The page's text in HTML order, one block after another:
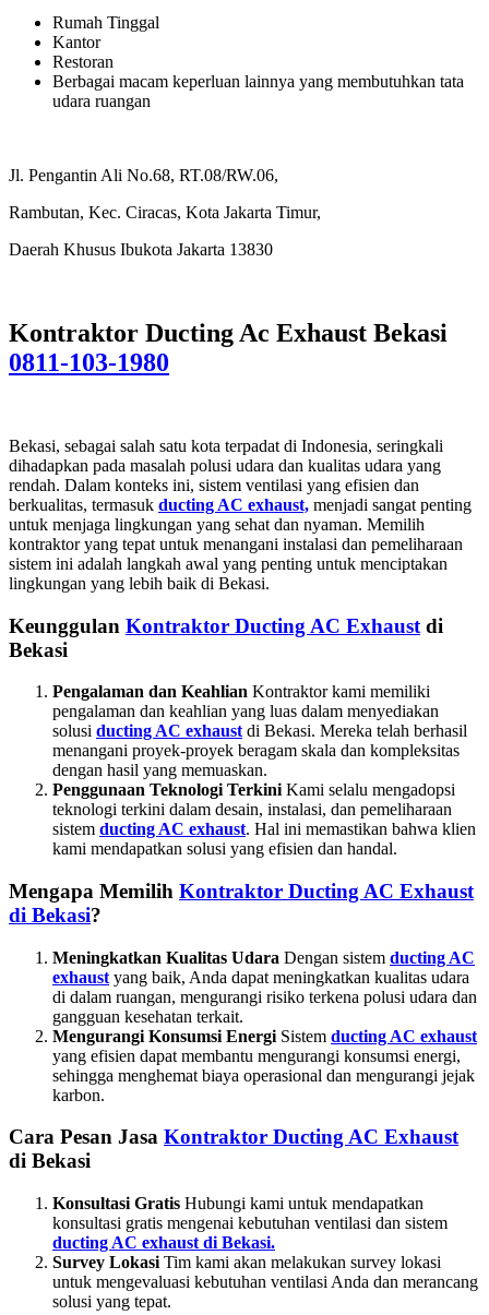
Rumah Tinggal
Kantor
Restoran
Berbagai macam keperluan lainnya yang membutuhkan tata
udara ruangan
Jl. Pengantin Ali No.68, RT.08/RW.06,
Rambutan, Kec. Ciracas, Kota Jakarta Timur,
Daerah Khusus Ibukota Jakarta 13830
Kontraktor Ducting Ac Exhaust Bekasi
0811-103-1980
Bekasi, sebagai salah satu kota terpadat di Indonesia, seringkali
dihadapkan pada masalah polusi udara dan kualitas udara yang
rendah. Dalam konteks ini, sistem ventilasi yang efisien dan
berkualitas, termasuk ducting AC exhaust, menjadi sangat penting
untuk menjaga lingkungan yang sehat dan nyaman. Memilih
kontraktor yang tepat untuk menangani instalasi dan pemeliharaan
sistem ini adalah langkah awal yang penting untuk menciptakan
lingkungan yang lebih baik di Bekasi.
Keunggulan Kontraktor Ducting AC Exhaust di
Bekasi
Pengalaman dan Keahlian Kontraktor kami memiliki
pengalaman dan keahlian yang luas dalam menyediakan
solusi ducting AC exhaust di Bekasi. Mereka telah berhasil
menangani proyek-proyek beragam skala dan kompleksitas
dengan hasil yang memuaskan.
Penggunaan Teknologi Terkini Kami selalu mengadopsi
teknologi terkini dalam desain, instalasi, dan pemeliharaan
sistem ducting AC exhaust. Hal ini memastikan bahwa klien
kami mendapatkan solusi yang efisien dan handal.
Mengapa Memilih Kontraktor Ducting AC Exhaust
di Bekasi?
Meningkatkan Kualitas Udara Dengan sistem ducting AC
exhaust yang baik, Anda dapat meningkatkan kualitas udara
di dalam ruangan, mengurangi risiko terkena polusi udara dan
gangguan kesehatan terkait.
Mengurangi Konsumsi Energi Sistem ducting AC exhaust
yang efisien dapat membantu mengurangi konsumsi energi,
sehingga menghemat biaya operasional dan mengurangi jejak
karbon.
Cara Pesan Jasa Kontraktor Ducting AC Exhaust
di Bekasi
Konsultasi Gratis Hubungi kami untuk mendapatkan
konsultasi gratis mengenai kebutuhan ventilasi dan sistem
ducting AC exhaust di Bekasi.
Survey Lokasi Tim kami akan melakukan survey lokasi
untuk mengevaluasi kebutuhan ventilasi Anda dan merancang
solusi yang tepat.